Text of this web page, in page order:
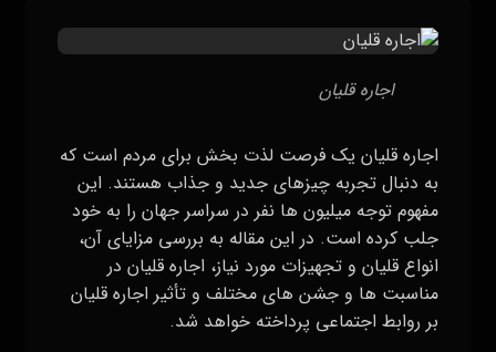
اجاره قلیان
اجاره قلیان یک فرصت لذت بخش برای مردم است که
به دنبال تجربه چیزهای جدید و جذاب هستند. این
مفهوم توجه میلیون ها نفر در سراسر جهان را به خود
جلب کرده است. در این مقاله به بررسی مزایای آن،
انواع قلیان و تجهیزات مورد نیاز، اجاره قلیان در
مناسبت ها و جشن های مختلف و تأثیر اجاره قلیان
بر روابط اجتماعی پرداخته خواهد شد.